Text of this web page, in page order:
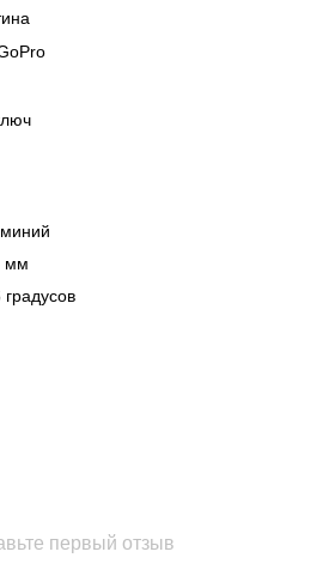
мм
градусов
первый отзыв